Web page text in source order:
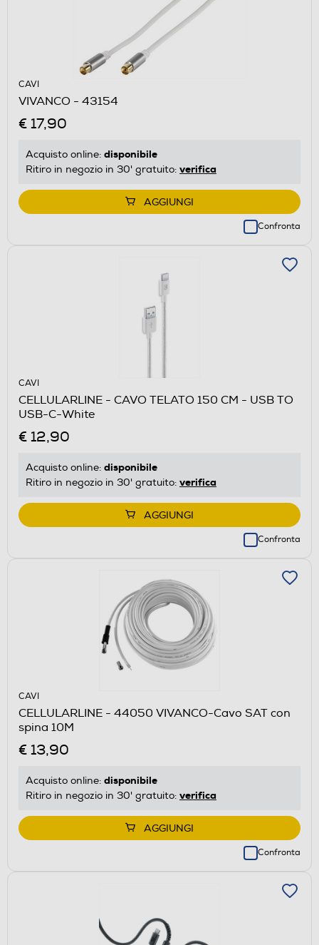
CAVI
VIVANCO - 43154
€ 17,90
Acquisto online: disponibile
Ritiro in negozio in 30' gratuito: verifica
AGGIUNGI
Confronta
CAVI
CELLULARLINE - CAVO TELATO 150 CM - USB TO
USB-C-White
€ 12,90
Acquisto online: disponibile
Ritiro in negozio in 30' gratuito: verifica
AGGIUNGI
Confronta
CAVI
CELLULARLINE - 44050 VIVANCO-Cavo SAT con
spina 10M
€ 13,90
Acquisto online: disponibile
Ritiro in negozio in 30' gratuito: verifica
AGGIUNGI
Confronta